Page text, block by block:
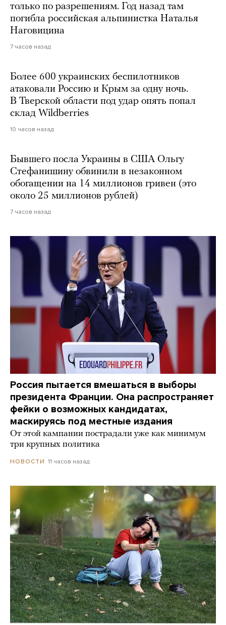
только по разрешениям. Год назад там
погибла российская альпинистка Наталья
Наговицина
7 часов назад
Более 600 украинских беспилотников
атаковали Россию и Крым за одну ночь.
В Тверской области под удар опять попал
склад Wildberries
10 часов назад
Бывшего посла Украины в США Ольгу
Стефанишину обвинили в незаконном
обогащении на 14 миллионов гривен (это
около 25 миллионов рублей)
7 часов назад
Россия пытается вмешаться в выборы
президента Франции. Она распространяет
фейки о возможных кандидатах,
маскируясь под местные издания
От этой кампании пострадали уже как минимум
три крупных политика
НОВОСТИ 11 часов назад